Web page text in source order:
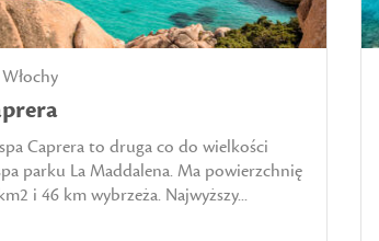
Włochy
Caprera to druga co do wielkości
parku La Maddalena. Ma powierzchnię
i 46 km wybrzeża. Najwyższy...